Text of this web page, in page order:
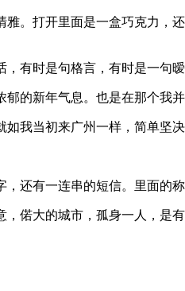
。打开里面是一盒巧克力
有时是句格言，有时是一句
的新年气息。也是在那个我
我当初来广州一样，简单坚
还有一连串的短信。里面的
偌大的城市，孤身一人，是有